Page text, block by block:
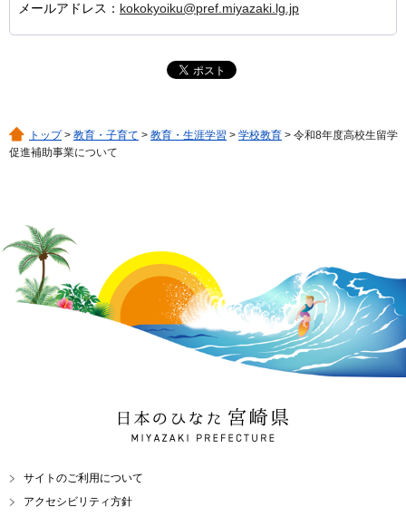
メールアドレス： kokokyoiku@pref.miyazaki.lg.jp
トップ> 教育・子育て > 教育・生涯学習 > 学校教育 > 令和8年度高校生留学
促進補助事業について
日本のひなた 宮崎県
MIYAZAKI PREFECTURE
サイトのご利用について
アクセシビリティ方針